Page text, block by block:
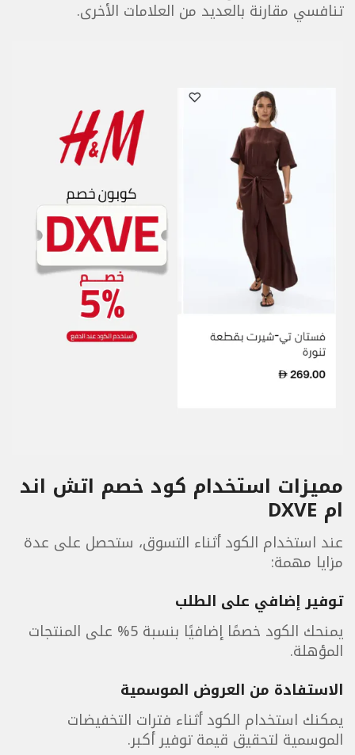
تنافسي مقارنة بالعديد من العلامات الأخرى.
مميزات استخدام كود خصم اتش اند
ام DXVE
عند استخدام الكود أثناء التسوق، ستحصل على عدة
مزايا مهمة:
توفير إضافي على الطلب
يمنحك الكود خصمًا إضافيًا بنسبة 5% على المنتجات
المؤهلة.
الاستفادة من العروض الموسمية
يمكنك استخدام الكود أثناء فترات التخفيضات
الموسمية لتحقيق قيمة توفير أكبر.